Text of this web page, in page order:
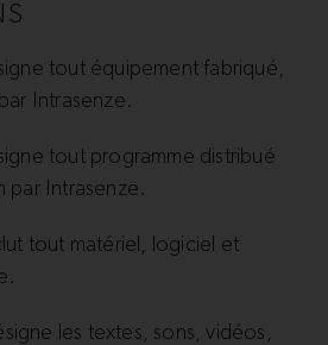
tout équipement fabriqué,
Intrasenze.
tout programme distribué
par Intrasenze.
tout matériel, logiciel et
les textes, sons, vidéos,